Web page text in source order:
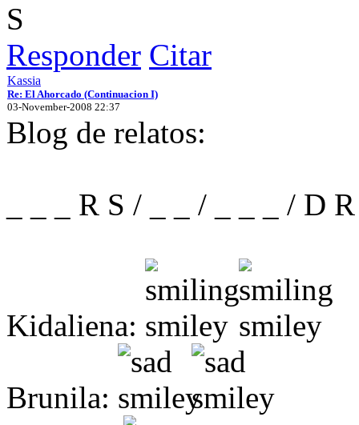
S
Responder Citar
Kassia
Re: El Ahorcado (Continuacion I)
03-November-2008 22:37
Blog de relatos:
_ _ _ R S / _ _ / _ _ _ / D
Kidaliena:
Brunila: